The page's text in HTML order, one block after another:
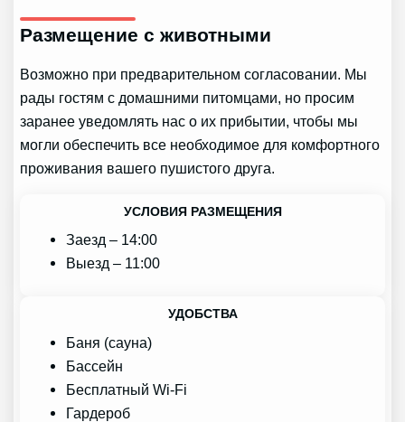
Размещение с животными
Возможно при предварительном согласовании. Мы
рады гостям с домашними питомцами, но просим
заранее уведомлять нас о их прибытии, чтобы мы
могли обеспечить все необходимое для комфортного
проживания вашего пушистого друга.
УСЛОВИЯ РАЗМЕЩЕНИЯ
Заезд – 14:00
Выезд – 11:00
УДОБСТВА
Баня (сауна)
Бассейн
Бесплатный Wi-Fi
Гардероб